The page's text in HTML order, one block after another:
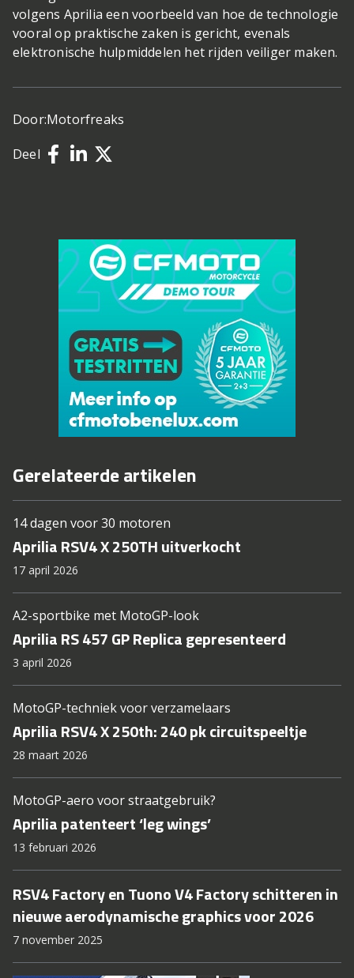
volgens Aprilia een voorbeeld van hoe de technologie
vooral op praktische zaken is gericht, evenals
elektronische hulpmiddelen het rijden veiliger maken.
Door:Motorfreaks
Deel
Gerelateerde artikelen
14 dagen voor 30 motoren
Aprilia RSV4 X 250TH uitverkocht
17 april 2026
A2-sportbike met MotoGP-look
Aprilia RS 457 GP Replica gepresenteerd
3 april 2026
MotoGP-techniek voor verzamelaars
Aprilia RSV4 X 250th: 240 pk circuitspeeltje
28 maart 2026
MotoGP-aero voor straatgebruik?
Aprilia patenteert ‘leg wings’
13 februari 2026
RSV4 Factory en Tuono V4 Factory schitteren in
nieuwe aerodynamische graphics voor 2026
7 november 2025